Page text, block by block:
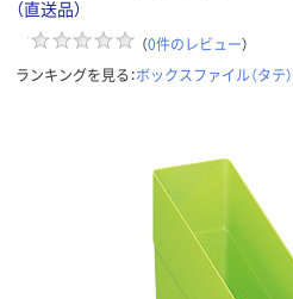
（直送品）
（0件のレビュー）
ランキングを見る：ボックスファイル（タテ）